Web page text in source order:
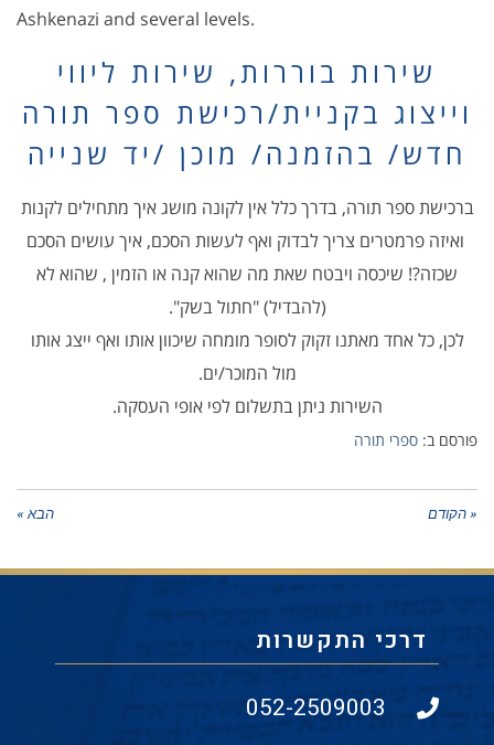
Ashkenazi and several levels.
שירות בוררות, שירות ליווי
וייצוג בקניית/רכישת ספר תורה
חדש/ בהזמנה/ מוכן /יד שנייה
ברכישת ספר תורה, בדרך כלל אין לקונה מושג איך מתחילים לקנות
ואיזה פרמטרים צריך לבדוק ואף לעשות הסכם, איך עושים הסכם
שכזה?! שיכסה ויבטח שאת מה שהוא קנה או הזמין , שהוא לא
(להבדיל) "חתול בשק".
לכן, כל אחד מאתנו זקוק לסופר מומחה שיכוון אותו ואף ייצג אותו
מול המוכר/ים.
השירות ניתן בתשלום לפי אופי העסקה.
פורסם ב: ספרי תורה
« הקודם הבא »
דרכי התקשרות
052-2509003